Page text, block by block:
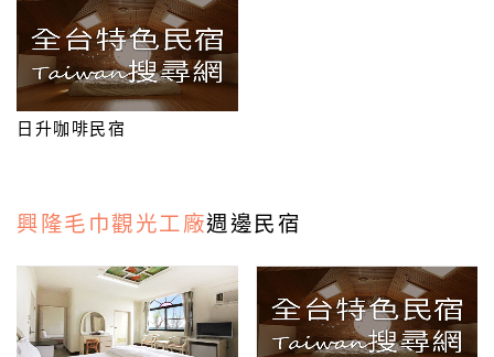
訂
單
管
會
帳
戶
日升咖啡民宿
興隆毛巾觀光工廠週邊民宿